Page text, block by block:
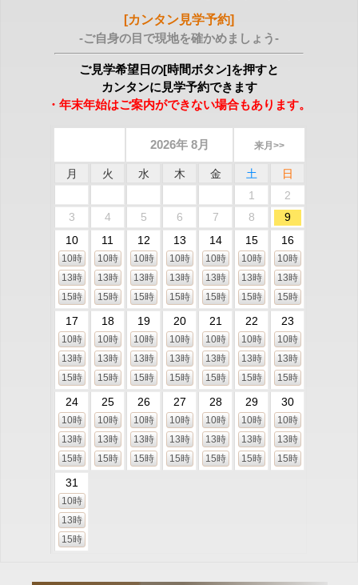
[カンタン見学予約]
-ご自身の目で現地を確かめましょう-
ご見学希望日の[時間ボタン]を押すと
カンタンに見学予約できます
・年末年始はご案内ができない場合もあります。
2026年 8月 来月>>
月 火 水 木 金 土
日
1
2
3
4 5 6 7 8
9
10
10時
13時
15時
11
10時
13時
15時
12
10時
13時
15時
13
10時
13時
15時
14
10時
13時
15時
15
10時
13時
15時
16
10時
13時
15時
17
10時
13時
15時
18
10時
13時
15時
19
10時
13時
15時
20
10時
13時
15時
21
10時
13時
15時
22
10時
13時
15時
23
10時
13時
15時
24
10時
13時
15時
25
10時
13時
15時
26
10時
13時
15時
27
10時
13時
15時
28
10時
13時
15時
29
10時
13時
15時
30
10時
13時
15時
31
10時
13時
15時